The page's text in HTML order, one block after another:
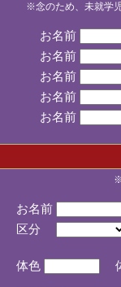
※念のため、未就学
お名前
お名前
お名前
お名前
お名前
お名前
区分
(手
体色